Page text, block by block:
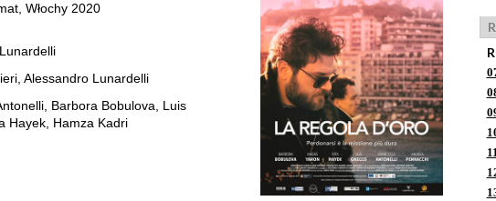
Włochy 2020
Alessandro Lunardelli
Barbora Bobulova, Luis
Hayek, Hamza Kadri